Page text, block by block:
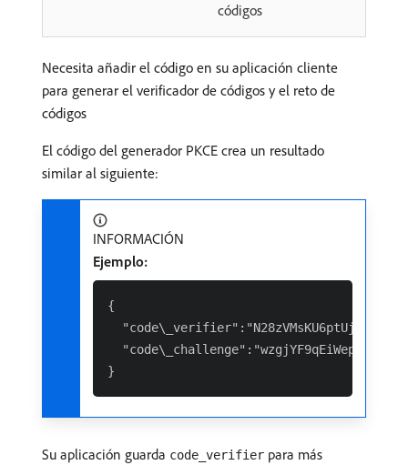
códigos
Necesita añadir el código en su aplicación cliente
para generar el verificador de códigos y el reto de
códigos
El código del generador PKCE crea un resultado
similar al siguiente:
INFORMACIÓN
Ejemplo:
{
"code\_challenge":"wzgjYF9qEiWep-
Su aplicación guarda code_verifier para más